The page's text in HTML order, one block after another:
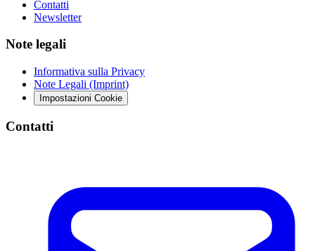
Contatti
Newsletter
Note legali
Informativa sulla Privacy
Note Legali (Imprint)
Impostazioni Cookie
Contatti